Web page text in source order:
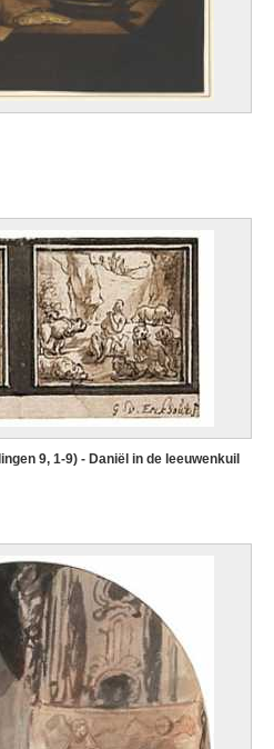
9, 1-9) - Daniël in de leeuwenkuil